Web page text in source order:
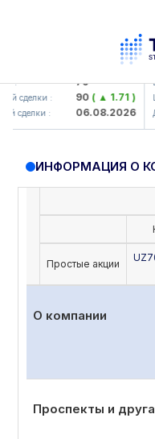
: 79
сделки : 90( ▲ 1.71 )
сделки : 06.08.2026
ИНФОРМАЦИЯ О
Простые акции
О компании
Проспекты и